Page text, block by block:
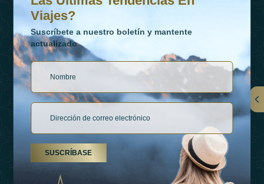
Vínculos
Tipos De Vacaciones
Viajes?
Suscríbete a nuestro boletín y mantente
actualizado
SUSCRÍBASE